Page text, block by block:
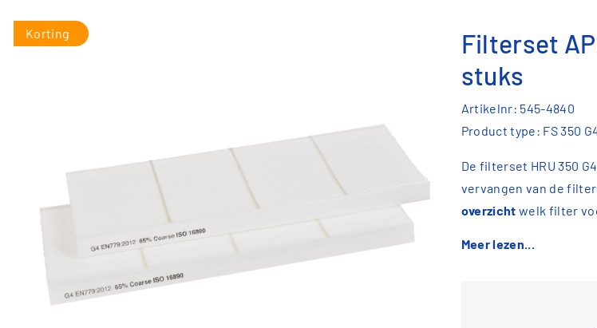
Korting
Filterset
stuks
Artikelnr: 545-4840
Product type: FS 350
De filterset HRU 350
vervangen van de
overzicht welk filter
Meer lezen...